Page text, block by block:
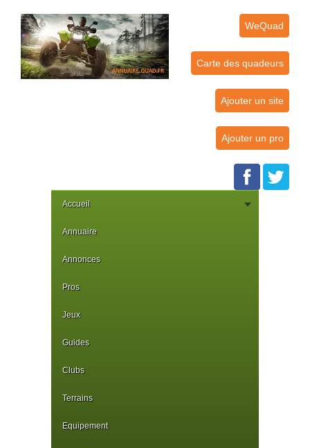
WeQuad
Carte des quadeurs
Ajouter un site
Ajouter un pro
Accueil
Annuaire
Annonces
Pros
Jeux
Guides
Clubs
Terrains
Equipement